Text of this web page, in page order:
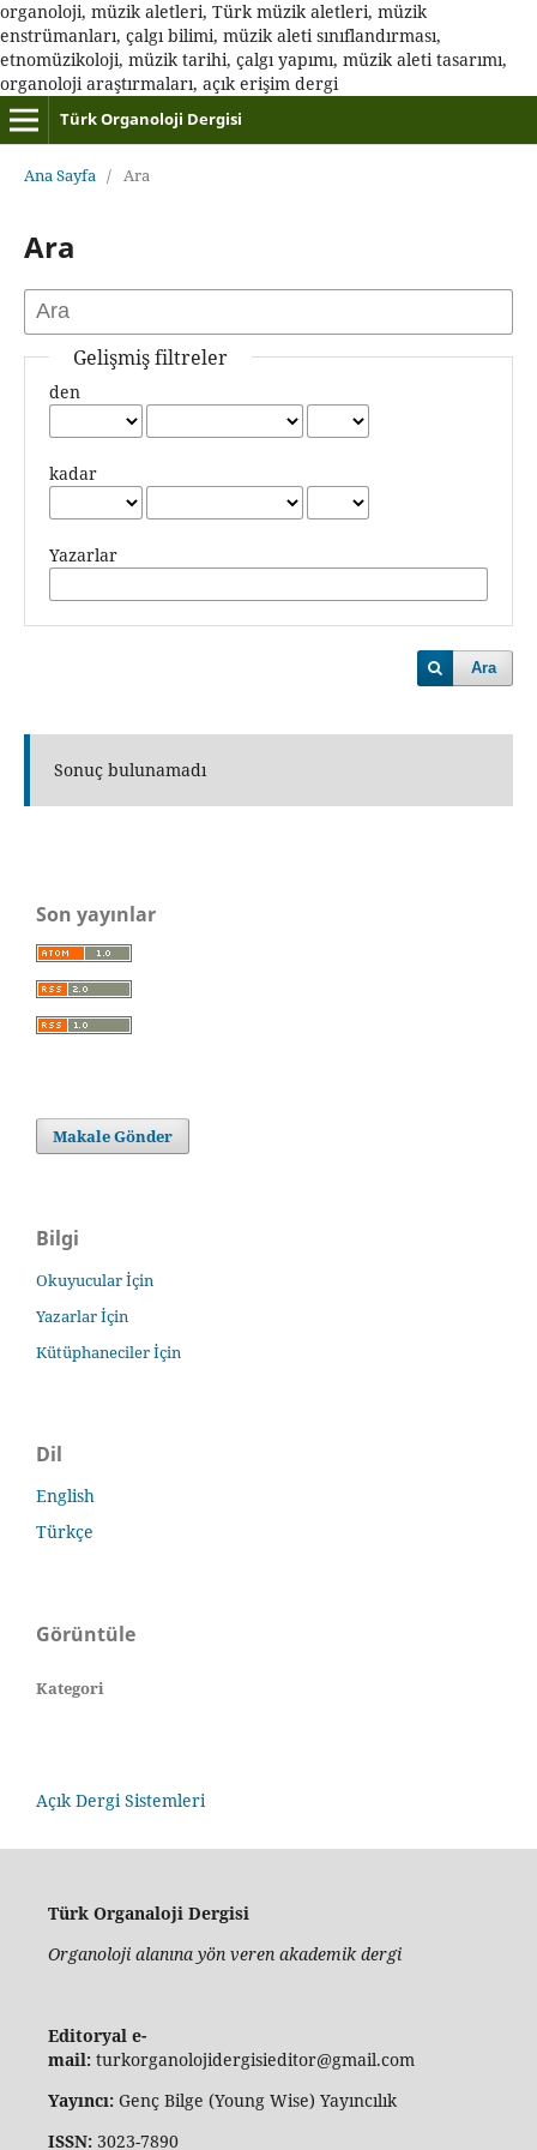
organoloji, müzik aletleri, Türk müzik aletleri, müzik
enstrümanları, çalgı bilimi, müzik aleti sınıflandırması,
etnomüzikoloji, müzik tarihi, çalgı yapımı, müzik aleti tasarımı,
organoloji araştırmaları, açık erişim dergi
Türk Organoloji Dergisi
Ana Sayfa / Ara
Ara
Gelişmiş filtreler
den
kadar
Yazarlar
Ara
Sonuç bulunamadı
Son yayınlar
Makale Gönder
Bilgi
Okuyucular İçin
Yazarlar İçin
Kütüphaneciler İçin
Dil
English
Türkçe
Görüntüle
Kategori
Açık Dergi Sistemleri
Türk Organaloji Dergisi
Organoloji alanına yön veren akademik dergi
Editoryal e-
mail:turkorganolojidergisieditor@gmail.com
Yayıncı:Genç Bilge (Young Wise) Yayıncılık
ISSN:3023-7890